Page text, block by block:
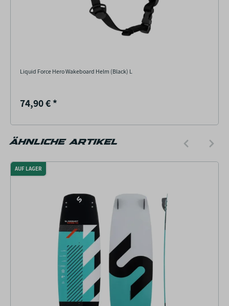
Liquid Force Hero Wakeboard Helm (Black) L
74,90 €*
ÄHNLICHE ARTIKEL
AUF LAGER